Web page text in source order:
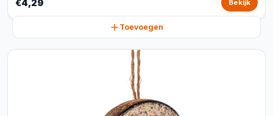
€4,29 Bekijk
Toevoegen